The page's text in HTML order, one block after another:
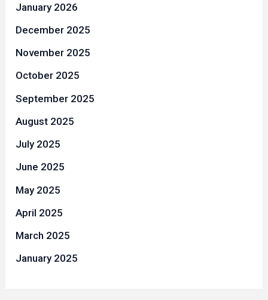
January 2026
December 2025
November 2025
October 2025
September 2025
August 2025
July 2025
June 2025
May 2025
April 2025
March 2025
January 2025